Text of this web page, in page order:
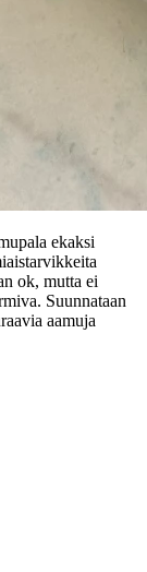
ekaksi
ok, mutta ei
Suunnataan
aamuja